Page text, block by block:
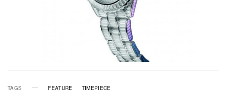
TAGS FEATURE TIMEPIECE